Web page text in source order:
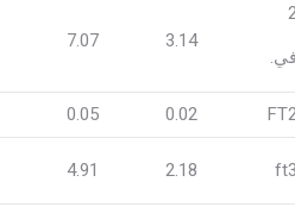
2
في.
3.14
7.07
FT2
0.02
0.05
ft3
2.18
4.91